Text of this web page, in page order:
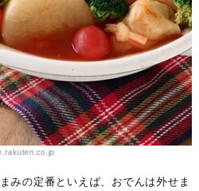
みの定番といえば、おでんは外せま